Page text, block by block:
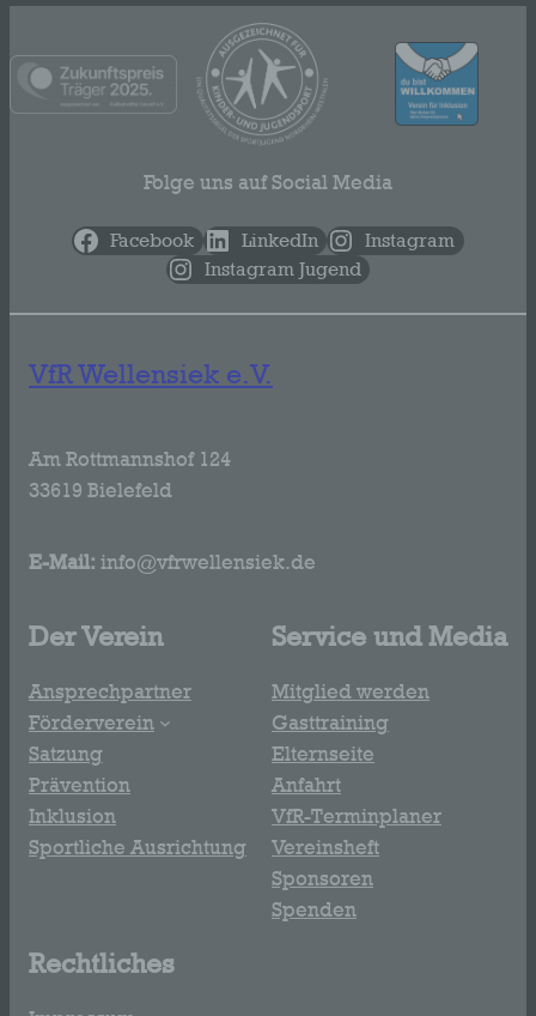
Folge uns auf Social Media
Facebook LinkedIn
Instagram
Instagram Jugend
VfR Wellensiek e.V.
Am Rottmannshof 124
33619 Bielefeld
E-Mail: info@vfrwellensiek.de
Der Verein
Ansprechpartner
Förderverein
Satzung
Prävention
Inklusion
Sportliche Ausrichtung
Service und Media
Mitglied werden
Gasttraining
Elternseite
Anfahrt
VfR-Terminplaner
Vereinsheft
Sponsoren
Spenden
Rechtliches